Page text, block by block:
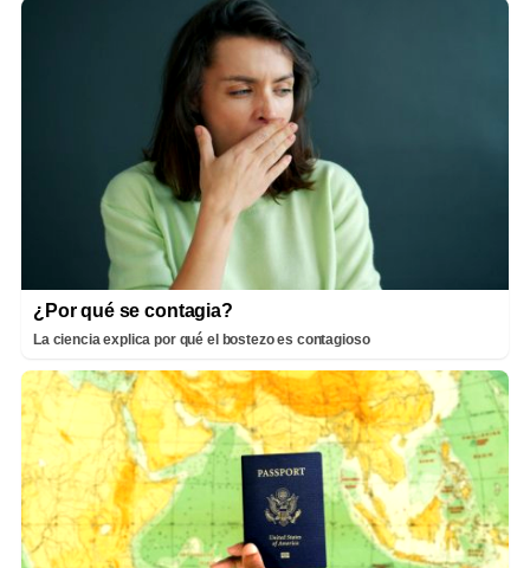
¿Por qué se contagia?
La ciencia explica por qué el bostezo es contagioso